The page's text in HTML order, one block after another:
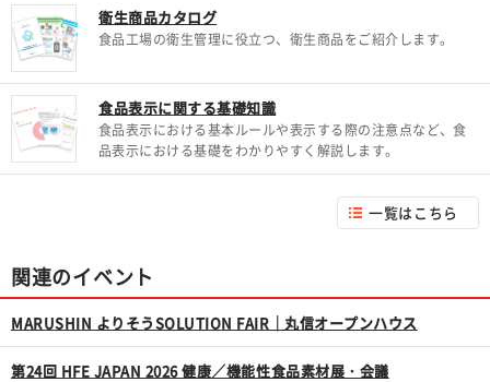
衛生商品カタログ
食品工場の衛生管理に役立つ、衛生商品をご紹介します。
食品表示に関する基礎知識
食品表示における基本ルールや表示する際の注意点など、食
品表示における基礎をわかりやすく解説します。
一覧はこちら
関連のイベント
MARUSHIN よりそうSOLUTION FAIR｜丸信オープンハウス
第24回 HFE JAPAN 2026 健康／機能性食品素材展・会議